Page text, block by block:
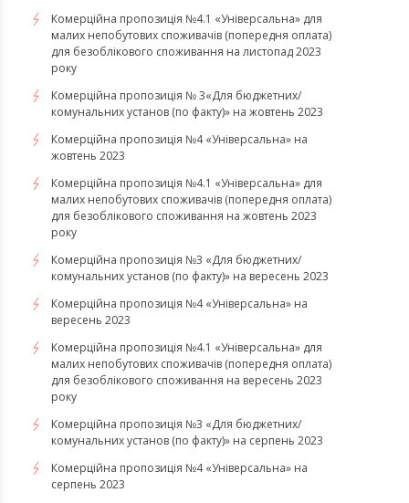
Комерційна пропозиція №4.1 «Універсальна» для
малих непобутових споживачів (попередня оплата)
для безоблікового споживання на листопад 2023
року
Комерційна пропозиція № 3«Для бюджетних/
комунальних установ (по факту)» на жовтень 2023
Комерційна пропозиція №4 «Універсальна» на
жовтень 2023
Комерційна пропозиція №4.1 «Універсальна» для
малих непобутових споживачів (попередня оплата)
для безоблікового споживання на жовтень 2023
року
Комерційна пропозиція №3 «Для бюджетних/
комунальних установ (по факту)» на вересень 2023
Комерційна пропозиція №4 «Універсальна» на
вересень 2023
Комерційна пропозиція №4.1 «Універсальна» для
малих непобутових споживачів (попередня оплата)
для безоблікового споживання на вересень 2023
року
Комерційна пропозиція №3 «Для бюджетних/
комунальних установ (по факту)» на серпень 2023
Комерційна пропозиція №4 «Універсальна» на
серпень 2023